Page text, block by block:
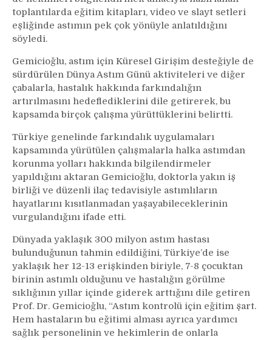
toplantılarda eğitim kitapları, video ve slayt setleri
eşliğinde astımın pek çok yönüyle anlatıldığını
söyledi.
Gemicioğlu, astım için Küresel Girişim desteğiyle de
sürdürülen Dünya Astım Günü aktiviteleri ve diğer
çabalarla, hastalık hakkında farkındalığın
artırılmasını hedeflediklerini dile getirerek, bu
kapsamda birçok çalışma yürüttüklerini belirtti.
Türkiye genelinde farkındalık uygulamaları
kapsamında yürütülen çalışmalarla halka astımdan
korunma yolları hakkında bilgilendirmeler
yapıldığını aktaran Gemicioğlu, doktorla yakın iş
birliği ve düzenli ilaç tedavisiyle astımlıların
hayatlarını kısıtlanmadan yaşayabileceklerinin
vurgulandığını ifade etti.
Dünyada yaklaşık 300 milyon astım hastası
bulunduğunun tahmin edildiğini, Türkiye’de ise
yaklaşık her 12-13 erişkinden biriyle, 7-8 çocuktan
birinin astımlı olduğunu ve hastalığın görülme
sıklığının yıllar içinde giderek arttığını dile getiren
Prof. Dr. Gemicioğlu, “Astım kontrolü için eğitim şart.
Hem hastaların bu eğitimi alması ayrıca yardımcı
sağlık personelinin ve hekimlerin de onlarla